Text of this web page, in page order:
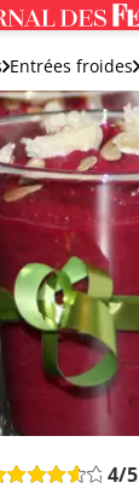
Entrées froides
4/5